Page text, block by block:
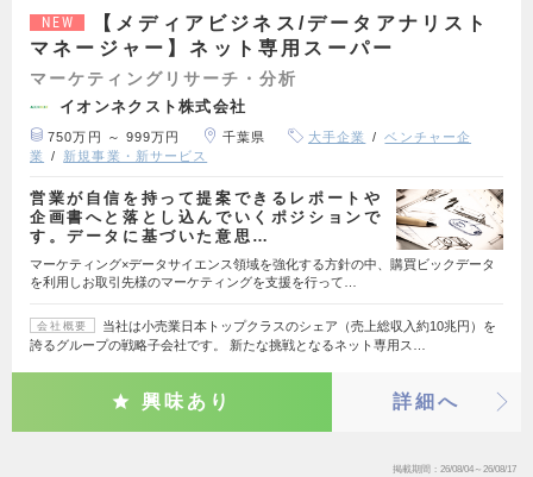
NEW
【メディアビジネス/データアナリスト
マネージャー】ネット専用スーパー
マーケティングリサーチ・分析
イオンネクスト株式会社
750万円 ～ 999万円 千葉県 大手企業
ベンチャー企
業
新規事業・新サービス
営業が自信を持って提案できるレポートや
企画書へと落とし込んでいくポジションで
す。データに基づいた意思…
マーケティング×データサイエンス領域を強化する方針の中、購買ビックデータ
を利用しお取引先様のマーケティングを支援を行って…
会社概要
当社は小売業日本トップクラスのシェア（売上総収入約10兆円）を
誇るグループの戦略子会社です。 新たな挑戦となるネット専用ス…
興味あり 詳細へ
掲載期間 26/08/04～26/08/17